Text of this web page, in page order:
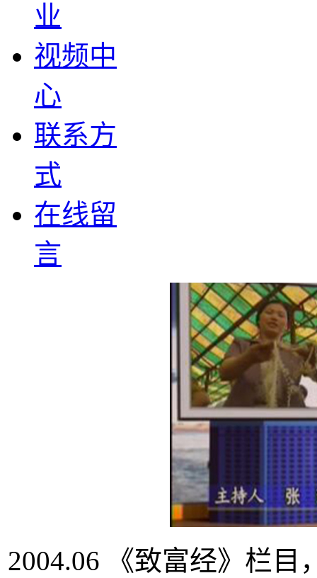
业
视频中
心
联系方
式
在线留
言
2004.06 《致富经》栏